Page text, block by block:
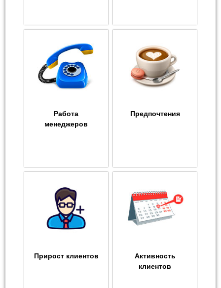
Работа
менеджеров
Предпочтения
Прирост клиентов
Активность
клиентов